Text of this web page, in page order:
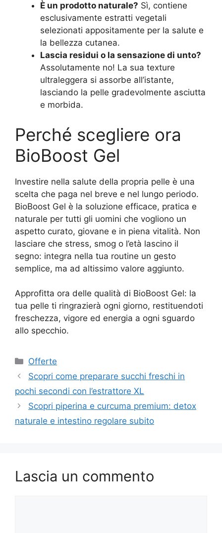
È un prodotto naturale? Sì, contiene
esclusivamente estratti vegetali
selezionati appositamente per la salute e
la bellezza cutanea.
Lascia residui o la sensazione di unto?
Assolutamente no! La sua texture
ultraleggera si assorbe all’istante,
lasciando la pelle gradevolmente asciutta
e morbida.
Perché scegliere ora
BioBoost Gel
Investire nella salute della propria pelle è una
scelta che paga nel breve e nel lungo periodo.
BioBoost Gel è la soluzione efficace, pratica e
naturale per tutti gli uomini che vogliono un
aspetto curato, giovane e in piena vitalità. Non
lasciare che stress, smog o l’età lascino il
segno: integra nella tua routine un gesto
semplice, ma ad altissimo valore aggiunto.
Approfitta ora delle qualità di BioBoost Gel: la
tua pelle ti ringrazierà ogni giorno, restituendoti
freschezza, vigore ed energia a ogni sguardo
allo specchio.
Categorie
Offerte
Scopri come preparare succhi freschi in
pochi secondi con l’estrattore XL
Scopri piperina e curcuma premium: detox
naturale e intestino regolare subito
Lascia un commento